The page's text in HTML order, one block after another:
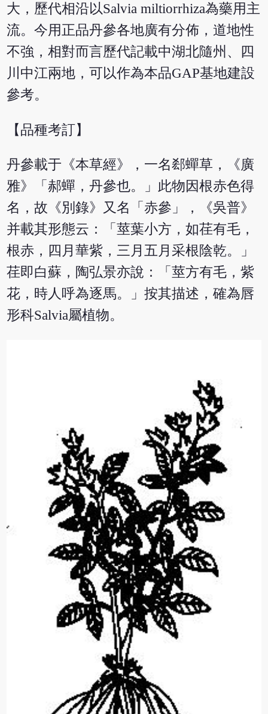
大，歷代相沿以Salvia miltiorrhiza為藥用主
流。今用正品丹參各地廣有分佈，道地性
不強，相對而言歷代記載中湖北隨州、四
川中江兩地，可以作為本品GAP基地建設
參考。
【品種考訂】
丹參載于《本草經》，一名郄蟬草，《廣
雅》「郝蟬，丹參也。」此物因根赤色得
名，故《別錄》又名「赤參」，《吳普》
并載其形態云：「莖葉小方，如荏有毛，
根赤，四月華紫，三月五月采根陰乾。」
荏即白蘇，陶弘景亦說：「莖方有毛，紫
花，時人呼為逐馬。」按其描述，確為唇
形科Salvia屬植物。